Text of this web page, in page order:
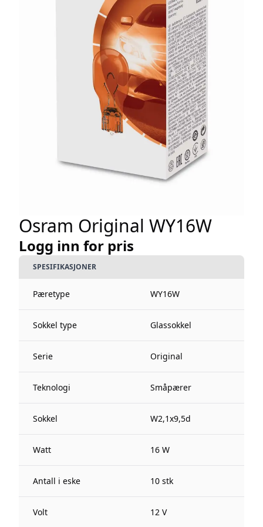
Osram Original WY16W
Logg inn for pris
SPESIFIKASJONER
Pæretype WY16W
Sokkel type Glassokkel
Serie Original
Teknologi Småpærer
Sokkel W2,1x9,5d
Watt 16 W
Antall i eske 10 stk
Volt 12 V